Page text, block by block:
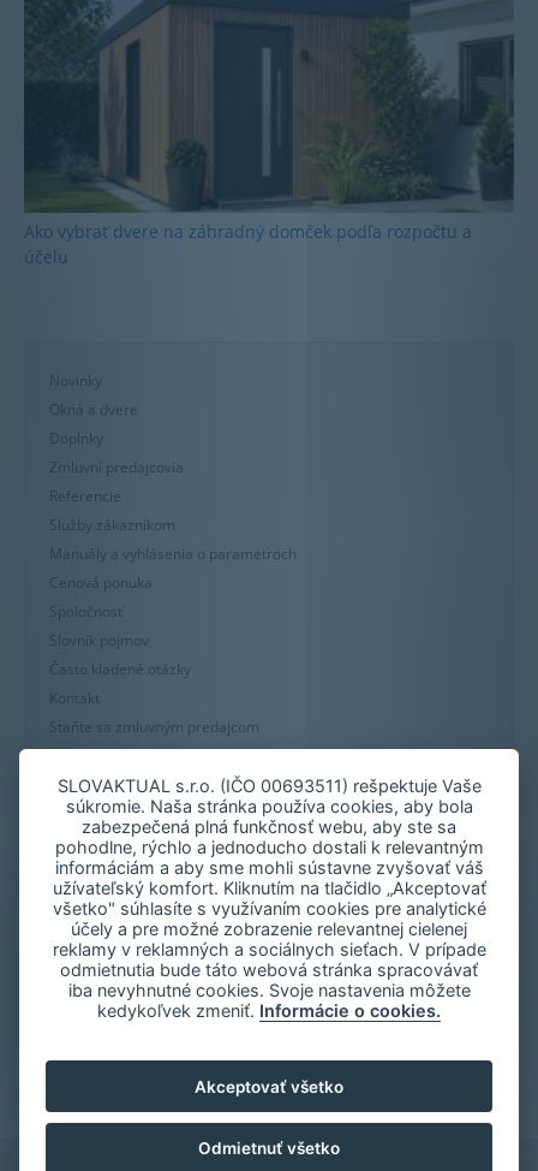
Ako vybrať dvere na záhradný domček podľa rozpočtu a
účelu
Novinky
Okná a dvere
Doplnky
Zmluvní predajcovia
Referencie
Služby zákazníkom
Manuály a vyhlásenia o parametroch
Cenová ponuka
Spoločnosť
Slovník pojmov
Často kladené otázky
Kontakt
Staňte sa zmluvným predajcom
Mapa stránky
Zásady používania súborov cookie
Nastavenie cookies
Oznámenie nekalých praktík
SLOVAKTUAL s.r.o. (IČO 00693511) rešpektuje Vaše
súkromie. Naša stránka používa cookies, aby bola
zabezpečená plná funkčnosť webu, aby ste sa
pohodlne, rýchlo a jednoducho dostali k relevantným
informáciám a aby sme mohli sústavne zvyšovať váš
užívateľský komfort. Kliknutím na tlačidlo „Akceptovať
všetko" súhlasíte s využívaním cookies pre analytické
účely a pre možné zobrazenie relevantnej cielenej
reklamy v reklamných a sociálnych sieťach. V prípade
odmietnutia bude táto webová stránka spracovávať
iba nevyhnutné cookies. Svoje nastavenia môžete
kedykoľvek zmeniť. Informácie o cookies.
Akceptovať všetko
Odmietnuť všetko